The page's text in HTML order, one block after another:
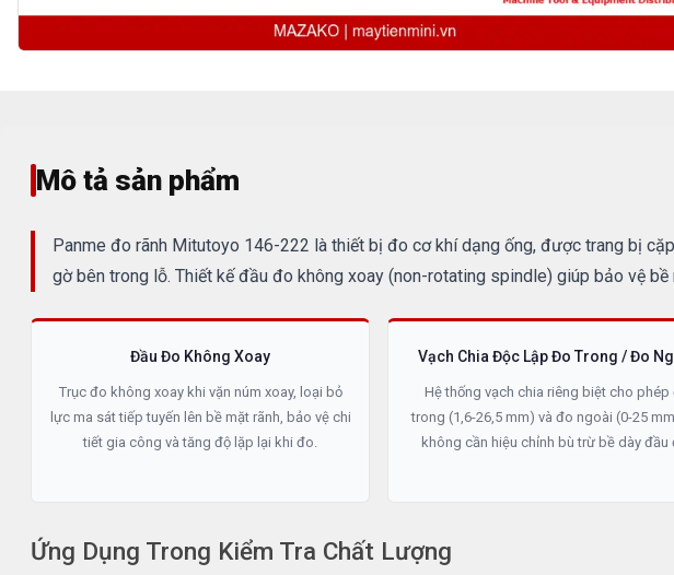
Mô tả sản phẩm
Panme đo rãnh Mitutoyo 146-222 là thiết bị đo cơ khí dạng ống, được trang bị
gờ bên trong lỗ. Thiết kế đầu đo không xoay (non-rotating spindle) giúp bảo vệ
Đầu Đo Không Xoay
Trục đo không xoay khi vặn núm xoay, loại bỏ
lực ma sát tiếp tuyến lên bề mặt rãnh, bảo vệ chi
tiết gia công và tăng độ lặp lại khi đo.
Vạch Chia Độc Lập Đo Trong / Đo
Hệ thống vạch chia riêng biệt cho phép
trong (1,6-26,5 mm) và đo ngoài (0-25
không cần hiệu chỉnh bù trừ bề dày đầu
Ứng Dụng Trong Kiểm Tra Chất Lượng